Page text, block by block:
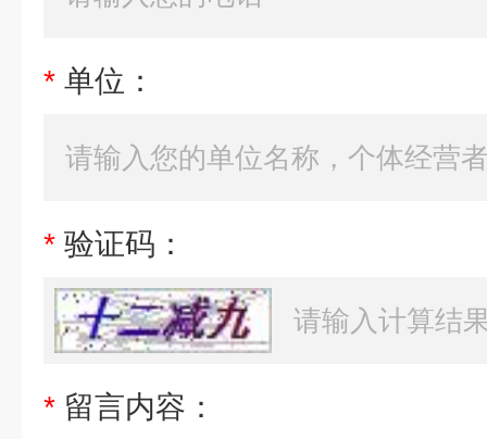
* 单位：
* 验证码：
* 留言内容：